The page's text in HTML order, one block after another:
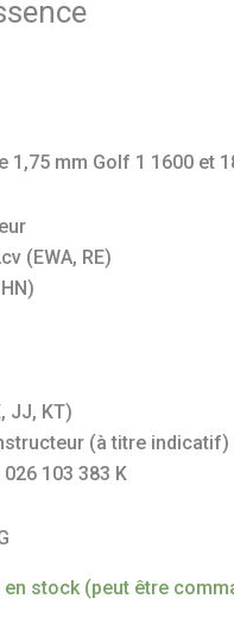
1,75 mm Golf 1 1600 et
(EWA, RE)
JJ, KT)
(à titre indicatif)
103 383 K
en stock (peut être